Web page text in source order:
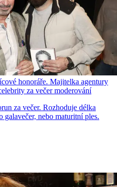
honoráře. Majitelka agentury
za večer moderování
za večer. Rozhoduje délka
nebo maturitní ples.